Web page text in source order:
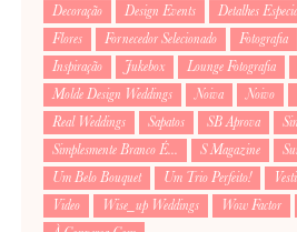
Decoração
Design Events Detalhes
Flores
Fornecedor Selecionado Fotografia
Inspiração
Jukebox Lounge Fotografia
Molde Design Weddings
Noiva Noivo
Real Weddings
Sapatos SB Aprova
Simplesmente Branco É...
S Magazine
Um Belo Bouquet
Um Trio Perfeito!
Video
Wise_up Weddings Wow Factor